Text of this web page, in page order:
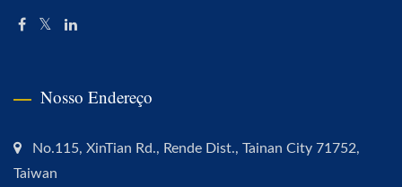
Nosso Endereço
No.115, XinTian Rd., Rende Dist., Tainan City 71752,
Taiwan